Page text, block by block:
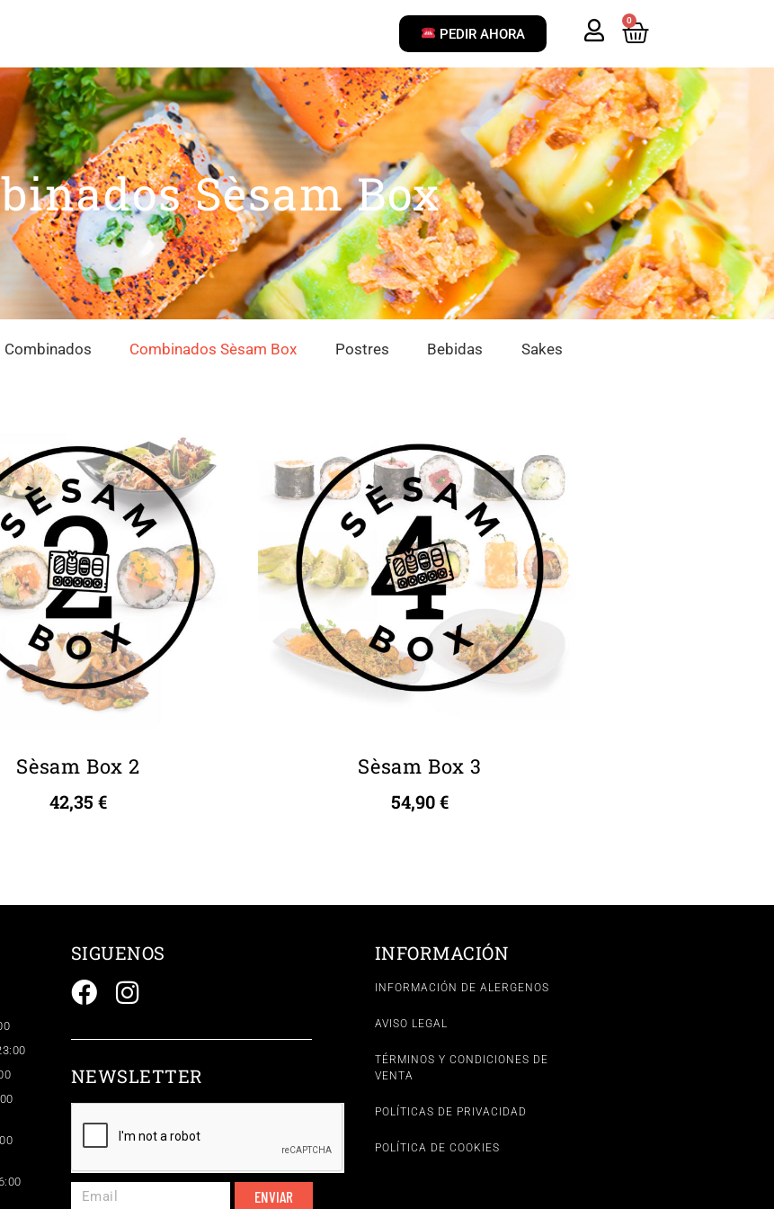
PEDIR AHORA
0
Sèsam Box
Combinados Combinados Sèsam Box Postres Bebidas Sakes
Sèsam Box 2
42,35 €
Sèsam Box 3
54,90€
SIGUENOS
NEWSLETTER
ENVIAR
INFORMACIÓN
INFORMACIÓN DE ALERGENOS
AVISO LEGAL
TÉRMINOS Y CONDICIONES DE
VENTA
POLÍTICAS DE PRIVACIDAD
POLÍTICA DE COOKIES